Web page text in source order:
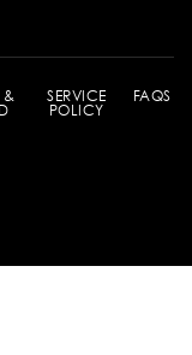
&
SERVICE
POLICY
FAQS